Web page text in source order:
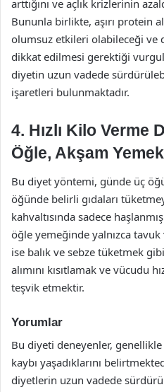
arttığını ve açlık krizlerinin
Bununla birlikte, aşırı protein
olumsuz etkileri olabileceği
dikkat edilmesi gerektiği
diyetin uzun vadede
işaretleri bulunmaktadır.
4. Hızlı Kilo Verme
Öğle, Akşam
Bu diyet yöntemi, günde üç
öğünde belirli gıdaları
kahvaltısında sadece
öğle yemeğinde yalnızca
ise balık ve sebze tüketmek
alımını kısıtlamak ve vücudu
teşvik etmektir.
Yorumlar
Bu diyeti deneyenler,
kaybı yaşadıklarını
diyetlerin uzun vadede